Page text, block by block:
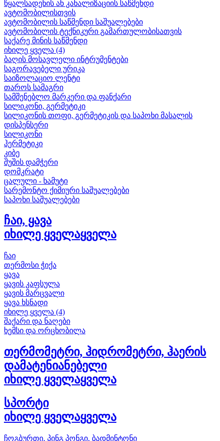
წყალსადენის ან კანალიზაციის საწმენდი
ავტომობილისთვის
ავტომობილის საწმენდი საშუალებები
ავტომობილის ტექნიკური გამართულობისათვის
საქარე მინის საწმენდი
იხილე ყველა (4)
ბაღის მოსავლელი ინტრუმენტები
საგორავებელი ურიკა
საიზოლაციო ლენტი
თაროს სამაგრი
სამშენებლო მარკერი და ფანქარი
სილიკონი, გერმეტიკი
სილიკონის თოფი, გერმეტიკის და საპოხი მასალის
დისპენსერი
სილიკონი
ჰერმეტიკი
კიბე
შუშის დამჭერი
დომკრატი
ცალული - ხამუტი
სარემონტო ქიმიური საშუალებები
საპოხი საშუალებები
ჩაი, ყავა
იხილე ყველაყველა
ჩაი
თერმოსი ჭიქა
ყავა
ყავის კაფსულა
ყავის მარცვალი
ყავა ხსნადი
იხილე ყველა (4)
შაქარი და ნაღები
ხემსი და ორცხობილა
თერმომეტრი, ჰიდრომეტრი, ჰაერის
დამატენიანებელი
იხილე ყველაყველა
სპორტი
იხილე ყველაყველა
ჩოგბურთი, პინგ პონგი, ბადმინტონი